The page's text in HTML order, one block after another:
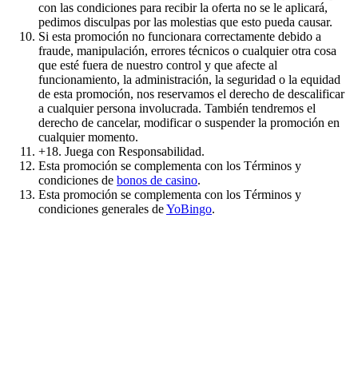
con las condiciones para recibir la oferta no se le aplicará,
pedimos disculpas por las molestias que esto pueda causar.
Si esta promoción no funcionara correctamente debido a
fraude, manipulación, errores técnicos o cualquier otra cosa
que esté fuera de nuestro control y que afecte al
funcionamiento, la administración, la seguridad o la equidad
de esta promoción, nos reservamos el derecho de descalificar
a cualquier persona involucrada. También tendremos el
derecho de cancelar, modificar o suspender la promoción en
cualquier momento.
+18. Juega con Responsabilidad.
Esta promoción se complementa con los Términos y
condiciones de bonos de casino.
Esta promoción se complementa con los Términos y
condiciones generales deYoBingo.